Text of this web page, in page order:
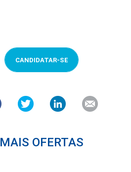
CANDIDATAR-SE
MAIS OFERTAS